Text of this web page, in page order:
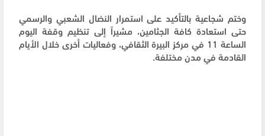
وختم شجاعية بالتأكيد على استمرار النضال الشعبي والرسمي
حتى استعادة كافة الجثامين، مشيراً إلى تنظيم وقفة اليوم
الساعة 11 في مركز البيرة الثقافي، وفعاليات أخرى خلال الأيام
القادمة في مدن مختلفة.